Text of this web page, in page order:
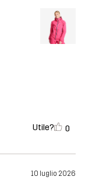
Utile? 0
10 luglio 2026